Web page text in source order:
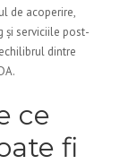
de acoperire,
și serviciile post-
dintre
ce
fi